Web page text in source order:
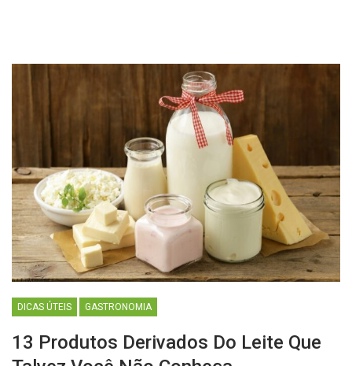
DICAS ÚTEIS GASTRONOMIA
13 Produtos Derivados Do Leite Que